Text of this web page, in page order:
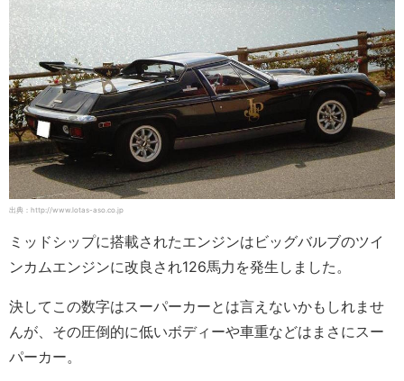
出典：http://www.lotas-aso.co.jp
ミッドシップに搭載されたエンジンはビッグバルブのツイ
ンカムエンジンに改良され126馬力を発生しました。
決してこの数字はスーパーカーとは言えないかもしれませ
んが、その圧倒的に低いボディーや車重などはまさにスー
パーカー。